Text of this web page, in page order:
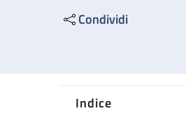
Condividi
Indice